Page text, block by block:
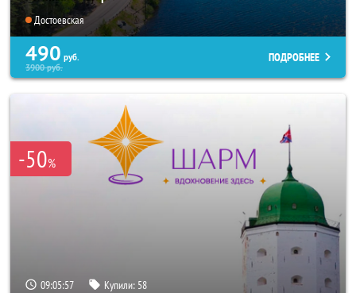
Достоевская
490 руб.
3900руб.
ПОДРОБНЕЕ
-50%
09:05:55 Купили: 58